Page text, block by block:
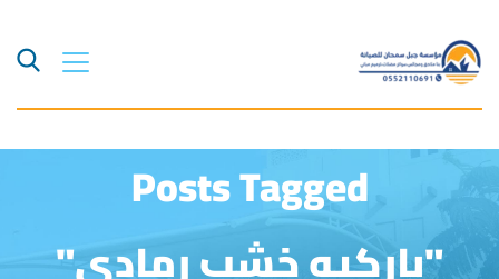
Posts Tagged
"باركيه خشب رمادي"